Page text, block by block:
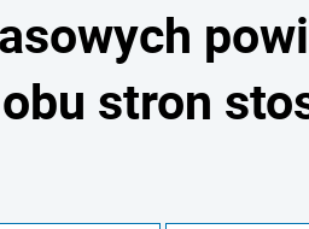
stron